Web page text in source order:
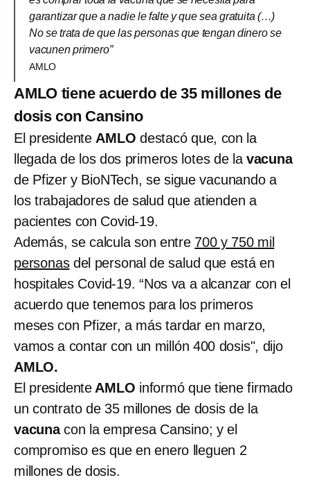
garantizar que a nadie le falte y que sea gratuita (…)
No se trata de que las personas que tengan dinero se
vacunen primero”
AMLO
AMLO tiene acuerdo de 35 millones de
dosis con Cansino
El presidente AMLOdestacó que, con la
llegada de los dos primeros lotes de la vacuna
de Pfizer y BioNTech, se sigue vacunando a
los trabajadores de salud que atienden a
pacientes con Covid-19.
Además, se calcula son entre 700 y 750 mil
personasdel personal de salud que está en
hospitales Covid-19. “Nos va a alcanzar con el
acuerdo que tenemos para los primeros
meses con Pfizer, a más tardar en marzo,
vamos a contar con un millón 400 dosis", dijo
AMLO.
El presidente AMLO informó que tiene firmado
un contrato de 35 millones de dosis de la
vacunacon la empresa Cansino; y el
compromiso es que en enero lleguen 2
millones de dosis.